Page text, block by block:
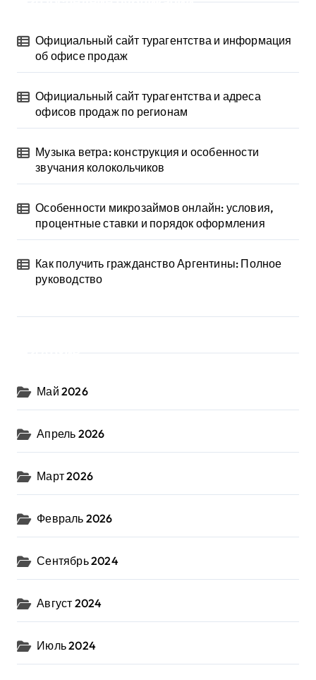
Официальный сайт турагентства и информация
об офисе продаж
Официальный сайт турагентства и адреса
офисов продаж по регионам
Музыка ветра: конструкция и особенности
звучания колокольчиков
Особенности микрозаймов онлайн: условия,
процентные ставки и порядок оформления
Как получить гражданство Аргентины: Полное
руководство
Май 2026
Апрель 2026
Март 2026
Февраль 2026
Сентябрь 2024
Август 2024
Июль 2024